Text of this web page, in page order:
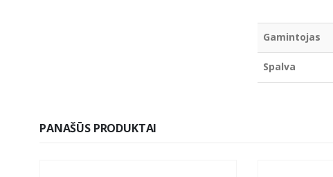
Gamintojas
Spalva
PANAŠŪS PRODUKTAI